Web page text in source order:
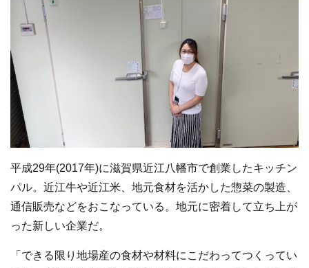
平成29年(2017年)に滋賀県近江八幡市で創業したキッチン
パル。近江牛や近江米、地元食材を活かした惣菜の製造、
通信販売などをおこなっている。地元に密着して立ち上が
った新しい企業だ。
「できる限り地場産の食材や材料にこだわってつくってい